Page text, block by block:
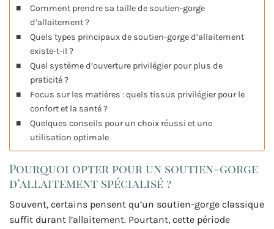
Comment prendre sa taille de soutien-gorge
d’allaitement ?
Quels types principaux de soutien-gorge d’allaitement
existe-t-il ?
Quel système d’ouverture privilégier pour plus de
praticité ?
Focus sur les matières : quels tissus privilégier pour le
confort et la santé ?
Quelques conseils pour un choix réussi et une
utilisation optimale
Pourquoi opter pour un soutien-gorge
d’allaitement spécialisé ?
Souvent, certains pensent qu’un soutien-gorge classique
suffit durant l’allaitement. Pourtant, cette période